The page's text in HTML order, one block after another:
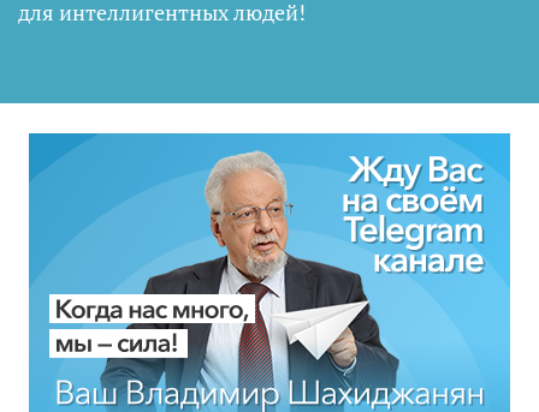
для интеллигентных людей!